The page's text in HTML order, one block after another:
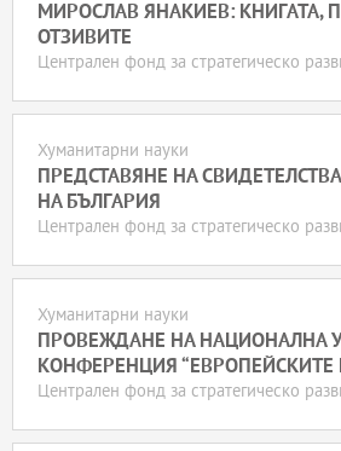
МИРОСЛАВ ЯНАКИЕВ: КНИГАТА,
ОТЗИВИТЕ
Централен фонд за стратегическо
Хуманитарни науки
ПРЕДСТАВЯНЕ НА
НА БЪЛГАРИЯ
Централен фонд за стратегическо
Хуманитарни науки
ПРОВЕЖДАНЕ НА НАЦИОНАЛНА
КОНФЕРЕНЦИЯ “ЕВРОПЕЙСКИТЕ
Централен фонд за стратегическо